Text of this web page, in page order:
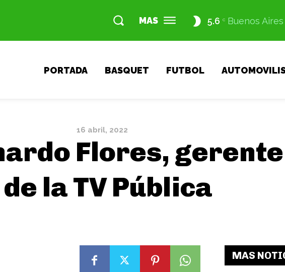
MAS 5.6 C Buenos Aires
PORTADA BASQUET FUTBOL
16 abril, 2022
Flores,
de la TV Pública
MAS